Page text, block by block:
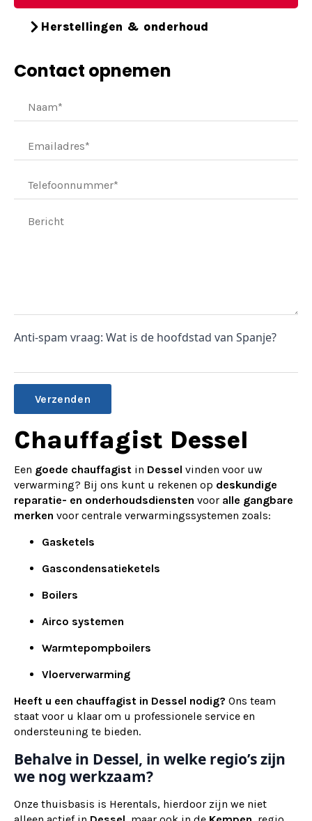
Herstellingen & onderhoud
Contact opnemen
Anti-spam vraag: Wat is de hoofdstad van Spanje?
Alternative:
Chauffagist Dessel
Een goede chauffagist in Dessel vinden voor uw
verwarming? Bij ons kunt u rekenen op deskundige
reparatie- en onderhoudsdiensten voor alle gangbare
merken voor centrale verwarmingssystemen zoals:
Gasketels
Gascondensatieketels
Boilers
Airco systemen
Warmtepompboilers
Vloerverwarming
Heeft u een chauffagist in Dessel nodig? Ons team
staat voor u klaar om u professionele service en
ondersteuning te bieden.
Behalve in Dessel, in welke regio’s zijn
we nog werkzaam?
Onze thuisbasis is Herentals, hierdoor zijn we niet